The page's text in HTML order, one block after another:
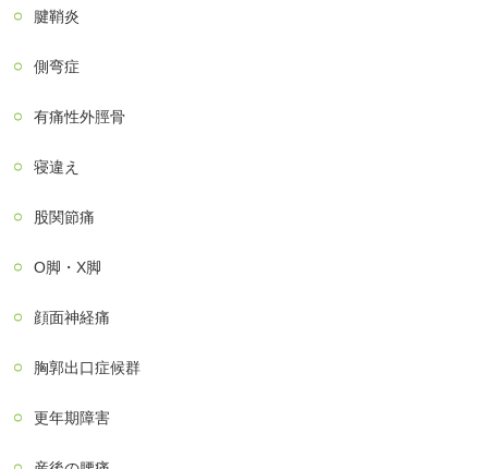
腱鞘炎
側弯症
有痛性外脛骨
寝違え
股関節痛
О脚・X脚
顔面神経痛
胸郭出口症候群
更年期障害